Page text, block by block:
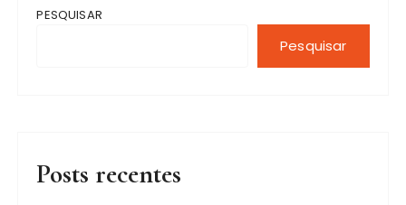
PESQUISAR
Pesquisar
Posts recentes